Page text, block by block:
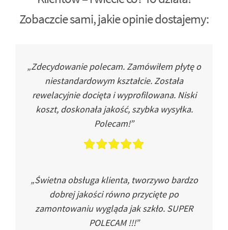
Zobaczcie sami, jakie opinie dostajemy:
„Zdecydowanie polecam. Zamówiłem płytę o
niestandardowym kształcie. Została
rewelacyjnie docięta i wyprofilowana. Niski
koszt, doskonała jakość, szybka wysyłka.
Polecam!”
„Świetna obsługa klienta, tworzywo bardzo
dobrej jakości równo przycięte po
zamontowaniu wygląda jak szkło. SUPER
POLECAM !!!”